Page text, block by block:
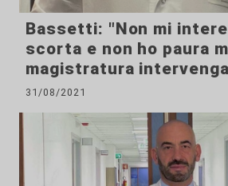
Bassetti: "Non mi
scorta e non ho paura
magistratura
31/08/2021